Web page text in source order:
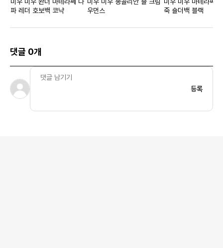
파 레더 호보백 코냑
우먼스
죽 숄더백 블랙
댓글 0개
등록